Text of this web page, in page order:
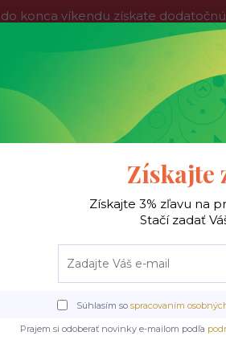
konca víkendu získate
do nedele, tak neváhajte a
Hľadať
! Jedálenské stoly
stôl FI90
Získajte
Získajte 3% zľavu na
Stačí zadať
Súhlasím so spracovaním
Prajem si odoberať novinky e-mailom podľa